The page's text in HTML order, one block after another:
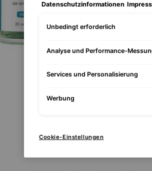
Datenschutzinformationen
Unbedingt erforderlich
Analyse und Performance-
Services und Personalisierung
Werbung
Cookie-Einstellungen